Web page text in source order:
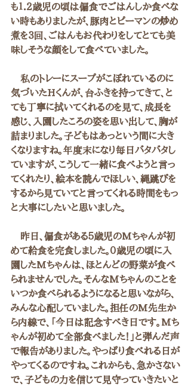
も１．２歳児の頃は偏食でごはんしか食べな
い時もありましたが、豚肉とピーマンの炒め
煮を３回、ごはんもお代わりをしてとても美
味しそうな顔をして食べていました。
私のトレーにスープがこぼれているのに
気づいたHくんが、台ふきを持ってきて、と
ても丁寧に拭いてくれるのを見て、成長を
感じ、入園したころの姿を思い出して、胸が
詰まりました。子どもはあっという間に大き
くなりますね。年度末になり毎日バタバタし
ていますが、こうして一緒に食べようと言っ
てくれたり、絵本を読んでほしい、縄跳びを
するから見ていてと言ってくれる時間をもっ
と大事にしたいと思いました。
昨日、偏食がある５歳児のMちゃんが初
めて給食を完食しました。０歳児の頃に入
園したMちゃんは、ほとんどの野菜が食べ
られませんでした。そんなMちゃんのことを
いつか食べられるようになると思いながら、
みんな心配していました。担任のM先生か
ら内線で、「今日は記念すべき日です。Mち
ゃんが初めて全部食べました！」と弾んだ声
で報告がありました。やっぱり食べれる日が
やってくるのですね。これからも、急かさない
で、子どもの力を信じて見守っていきたいと